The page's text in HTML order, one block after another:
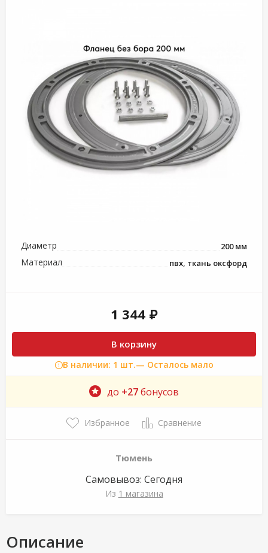
Диаметр 200 мм
Материал пвх, ткань оксфорд
1 344 ₽
В корзину
В наличии: 1 шт.— Осталось мало
до +27бонусов
Избранное Сравнение
Тюмень
Самовывоз: Сегодня
Из 1 магазина
Описание